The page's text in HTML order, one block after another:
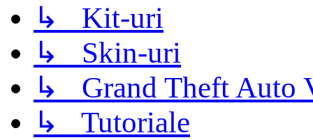
↳ Kit-uri
↳ Skin-uri
↳ Grand Theft Auto
↳ Tutoriale